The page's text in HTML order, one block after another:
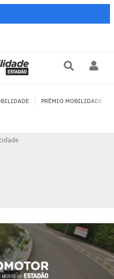
PRÊMIO MOBILIDADE